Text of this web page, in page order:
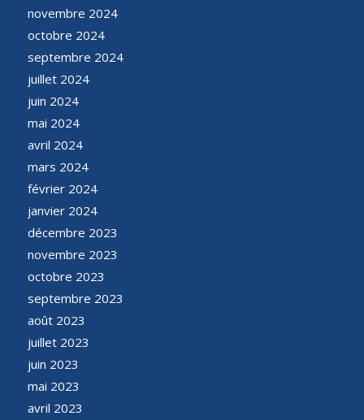
novembre 2024
octobre 2024
septembre 2024
juillet 2024
juin 2024
mai 2024
avril 2024
mars 2024
février 2024
janvier 2024
décembre 2023
novembre 2023
octobre 2023
septembre 2023
août 2023
juillet 2023
juin 2023
mai 2023
avril 2023